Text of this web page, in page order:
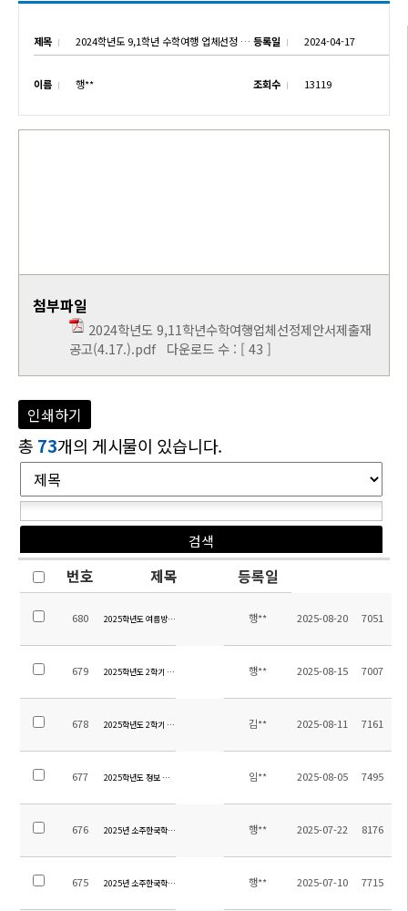
제목 2024학년도 9,1학년 수학여행 업체선정 제안서제출 재공고 등록일 2024-04-17
이름 행** 조회수 13119
첨부파일
2024학년도 9,11학년수학여행업체선정제안서제출재
공고(4.17.).pdf다운로드 수 : [ 43 ]
인쇄하기
총 73개의 게시물이 있습니다.
번호 제목 등록일
680 2025학년도 여름방학 기간 학교시설 개선사항 안내
행** 2025-08-20 7051
679 2025학년도 2학기 전체학생 스쿨버스 탑승자 명단 및 노선
행** 2025-08-15 7007
678 2025학년도 2학기 오케스트라 신입 단원 오디션 지정곡 알림
김** 2025-08-11 7161
677 2025학년도 정보 시간강사 교원 초빙 재공고 임** 2025-08-05 7495
676 2025년 소주한국학교 9,12학년 졸업여행 위탁용역 업체 선정 재입찰 공고
행** 2025-07-22 8176
675 2025년 소주한국학교 9,12학년 졸업여행 위탁용역 업체 선정 입찰 공고
행** 2025-07-10 7715